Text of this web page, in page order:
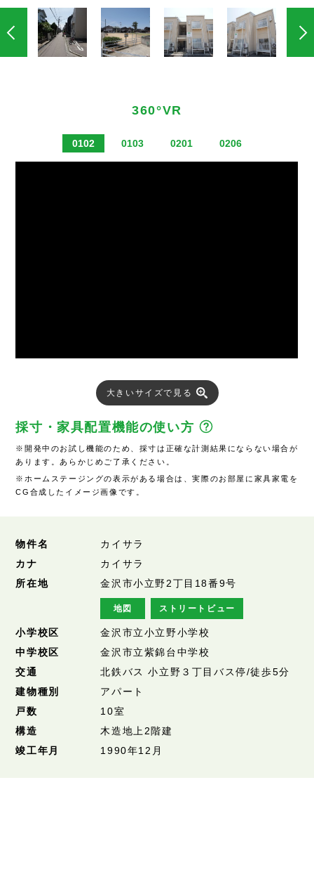
360°VR
0102 0103 0201 0206
大きいサイズで見る
採寸・家具配置機能の使い方
※開発中のお試し機能のため、採寸は正確な計測結果にならない場合が
あります。あらかじめご了承ください。
※ホームステージングの表示がある場合は、実際のお部屋に家具家電を
CG合成したイメージ画像です。
物件名
カイサラ
カナ
カイサラ
所在地
金沢市小立野2丁目18番9号
地図 ストリートビュー
小学校区
金沢市立小立野小学校
中学校区
金沢市立紫錦台中学校
交通
北鉄バス 小立野３丁目バス停/徒歩5分
建物種別
アパート
戸数
10室
構造
木造地上2階建
竣工年月
1990年12月